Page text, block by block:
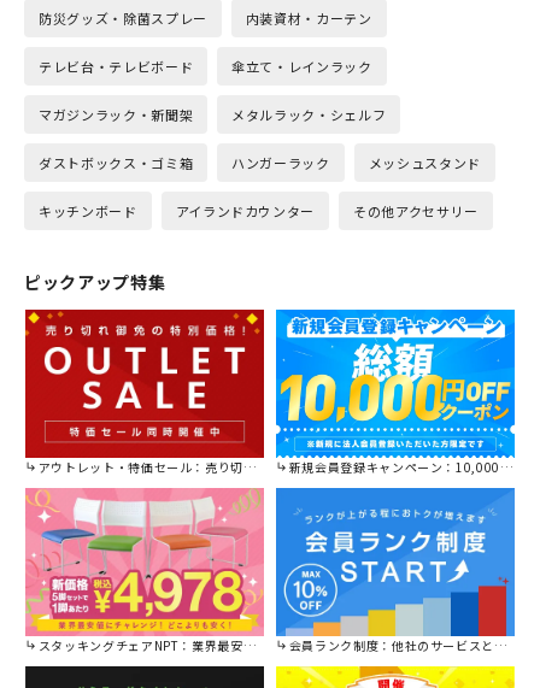
防災グッズ・除菌スプレー 内装資材・カーテン
テレビ台・テレビボード 傘立て・レインラック
マガジンラック・新聞架 メタルラック・シェルフ
ダストボックス・ゴミ箱 ハンガーラック メッシュスタンド
キッチンボード アイランドカウンター その他アクセサリー
ピックアップ特集
アウトレット・特価セール：売り切れ御免の特別価格！ 新規会員登録キャンペーン：10,000円OFFクーポン進呈中！
スタッキングチェアNPT：業界最安値に挑戦！ 会員ランク制度：他社のサービスと比較してください。